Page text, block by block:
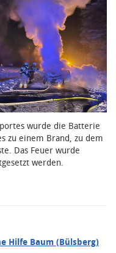
wurde die Batterie
zu einem Brand, zu dem
Das Feuer wurde
werden.
Hilfe Baum (Bülsberg)